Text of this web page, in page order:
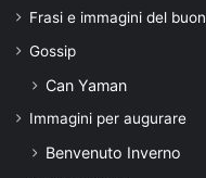
Frasi e immagini del
Gossip
Can Yaman
Immagini per augurare
Benvenuto Inverno